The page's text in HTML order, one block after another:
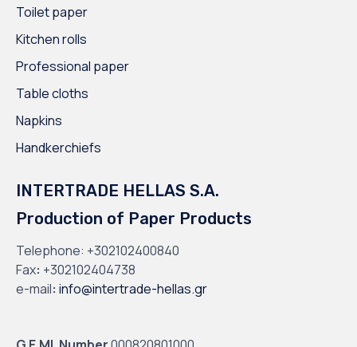
Toilet paper
Kitchen rolls
Professional paper
Table cloths
Napkins
Handkerchiefs
INTERTRADE HELLAS S.A.
Production of Paper Products
Telephone: +302102400840
Fax: +302102404738
e-mail: info@intertrade-hellas.gr